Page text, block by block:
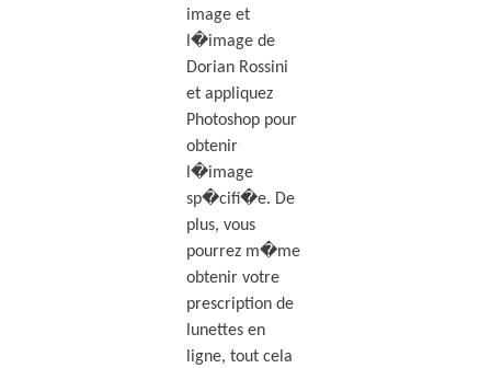
image et
l�image de
Dorian Rossini
et appliquez
Photoshop pour
obtenir
l�image
sp�cifi�e. De
plus, vous
pourrez m�me
obtenir votre
prescription de
lunettes en
ligne, tout cela